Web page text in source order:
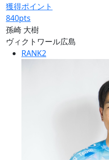
獲得ポイント
840pts
孫崎 大樹
ヴィクトワール広島
RANK2